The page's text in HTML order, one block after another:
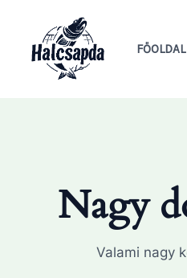
content
FŐOLDAL
Nagy
Valami nagy